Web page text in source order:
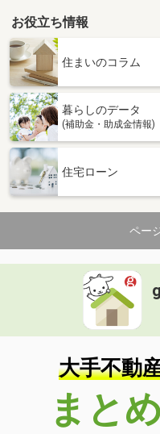
お役立ち情報
住まいのコラム
暮らしのデータ
(補助金・助成金情報)
住宅ローン
ペー
大手不動
まと